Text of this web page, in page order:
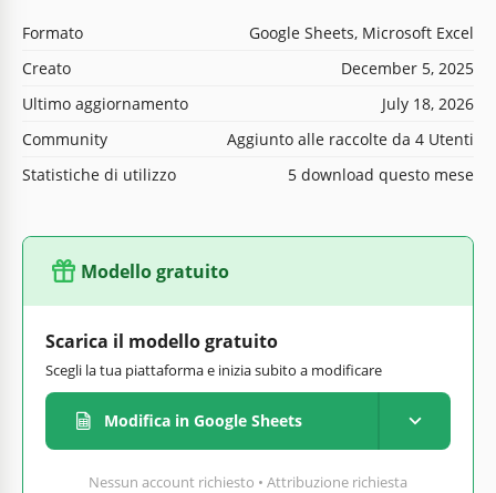
Formato
Google Sheets, Microsoft Excel
Creato
December 5, 2025
Ultimo aggiornamento
July 18, 2026
Community
Aggiunto alle raccolte da 4 Utenti
Statistiche di utilizzo
5 download questo mese
Modello gratuito
Scarica il modello gratuito
Scegli la tua piattaforma e inizia subito a modificare
Modifica in Google Sheets
Nessun account richiesto • Attribuzione richiesta